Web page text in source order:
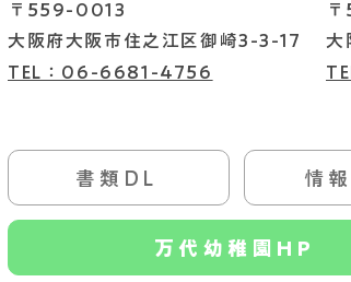
〒559-0013
大阪府大阪市住之江区御崎3-3-17
TEL：06-6681-4756
大
書類DL
書類DL 情
万代幼稚園HP